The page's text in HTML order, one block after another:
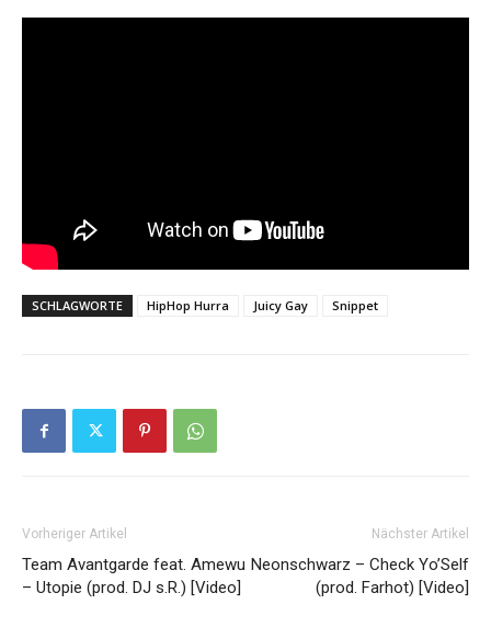
SCHLAGWORTE HipHop Hurra Juicy Gay Snippet
Vorheriger Artikel
Team Avantgarde feat. Amewu
– Utopie (prod. DJ s.R.) [Video]
Nächster Artikel
Neonschwarz – Check Yo’Self
(prod. Farhot) [Video]